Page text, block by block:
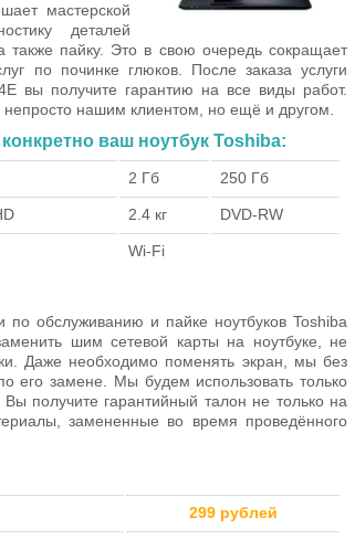
мастерской
деталей
также пайку. Это в свою очередь сокращает
по починке глюков. После заказа услуги
вы получите гарантию на все виды работ.
нашим клиентом, но ещё и другом.
ваш ноутбук Toshiba:
2 Гб 250 Гб
2.4 кг DVD-RW
Wi-Fi
обслуживанию и пайке ноутбуков Toshiba
шим сетевой карты на ноутбуке, не
Даже необходимо поменять экран, мы без
замене. Мы будем использовать только
получите гарантийный талон не только на
замененные во время проведённого
299 рублей